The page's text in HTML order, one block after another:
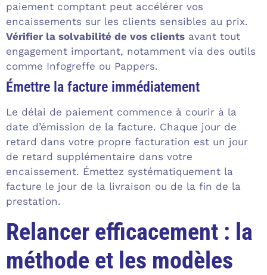
paiement comptant peut accélérer vos
encaissements sur les clients sensibles au prix.
Vérifier la solvabilité de vos clients avant tout
engagement important, notamment via des outils
comme Infogreffe ou Pappers.
Émettre la facture immédiatement
Le délai de paiement commence à courir à la
date d’émission de la facture. Chaque jour de
retard dans votre propre facturation est un jour
de retard supplémentaire dans votre
encaissement. Émettez systématiquement la
facture le jour de la livraison ou de la fin de la
prestation.
Relancer efficacement : la
méthode et les modèles